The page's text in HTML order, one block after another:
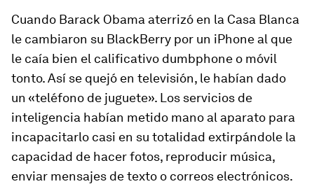
Cuando Barack Obama aterrizó en la Casa Blanca
le cambiaron su BlackBerry por un iPhone al que
le caía bien el calificativo dumbphone o móvil
tonto. Así se quejó en televisión, le habían dado
un «teléfono de juguete». Los servicios de
inteligencia habían metido mano al aparato para
incapacitarlo casi en su totalidad extirpándole la
capacidad de hacer fotos, reproducir música,
enviar mensajes de texto o correos electrónicos.